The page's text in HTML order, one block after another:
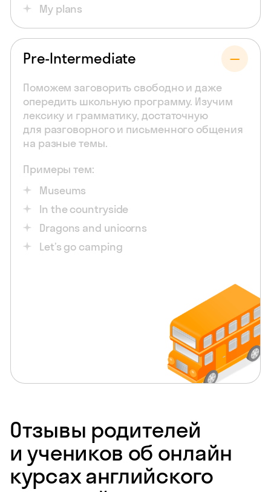
My plans
Pre-Intermediate
Поможем заговорить свободно и даже
опередить школьную программу. Изучим
лексику и грамматику, достаточную
для разговорного и письменного общения
на разные темы.
Примеры тем:
Museums
In the countryside
Dragons and unicorns
Let’s go camping
Отзывы родителей
и учеников об онлайн
курсах английского